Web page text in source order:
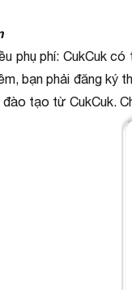
phụ phí: CukCuk
bạn phải đăng ký
tạo từ CukCuk.